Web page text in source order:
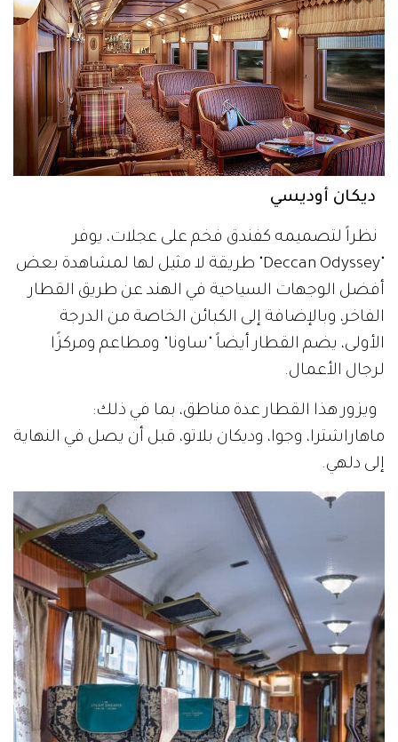
ديكان أوديسي
نظراً لتصميمه كفندق فخم على عجلات، يوفر
"Deccan Odyssey" طريقة لا مثيل لها لمشاهدة بعض
أفضل الوجهات السياحية في الهند عن طريق القطار
الفاخر، وبالإضافة إلى الكبائن الخاصة من الدرجة
الأولى، يضم القطار أيضاً "ساونا" ومطاعم ومركزًا
لرجال الأعمال.
ويزور هذا القطار عدة مناطق، بما في ذلك:
ماهاراشترا، وجوا، وديكان بلاتو، قبل أن يصل في النهاية
إلى دلهي.